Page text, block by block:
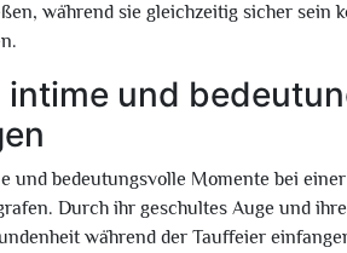
während sie gleichzeitig sicher sein
intime und
und bedeutungsvolle Momente bei
Durch ihr geschultes Auge und
während der Tauffeier